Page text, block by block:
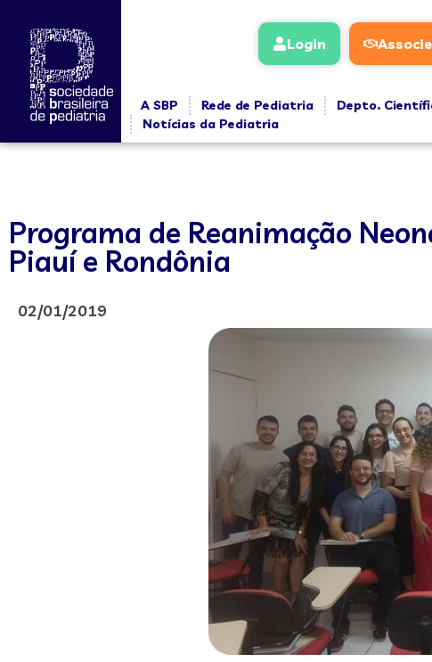
Login
A SBP Rede de Pediatria Depto.
Notícias da Pediatria
Programa de Reanimação
Piauí e Rondônia
02/01/2019